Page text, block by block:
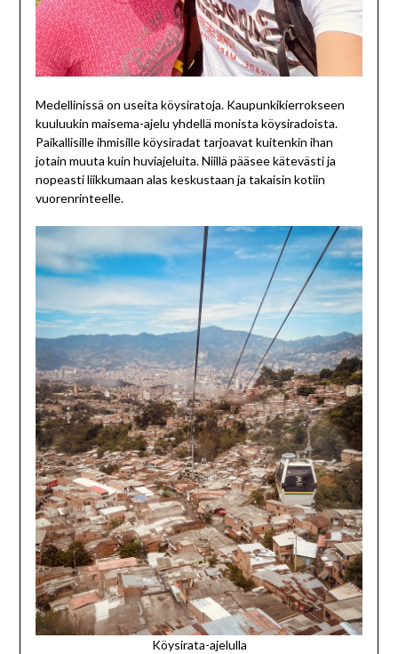
Medellinissä on useita köysiratoja. Kaupunkikierrokseen
kuuluukin maisema-ajelu yhdellä monista köysiradoista.
Paikallisille ihmisille köysiradat tarjoavat kuitenkin ihan
jotain muuta kuin huviajeluita. Niillä pääsee kätevästi ja
nopeasti liikkumaan alas keskustaan ja takaisin kotiin
vuorenrinteelle.
Köysirata-ajelulla